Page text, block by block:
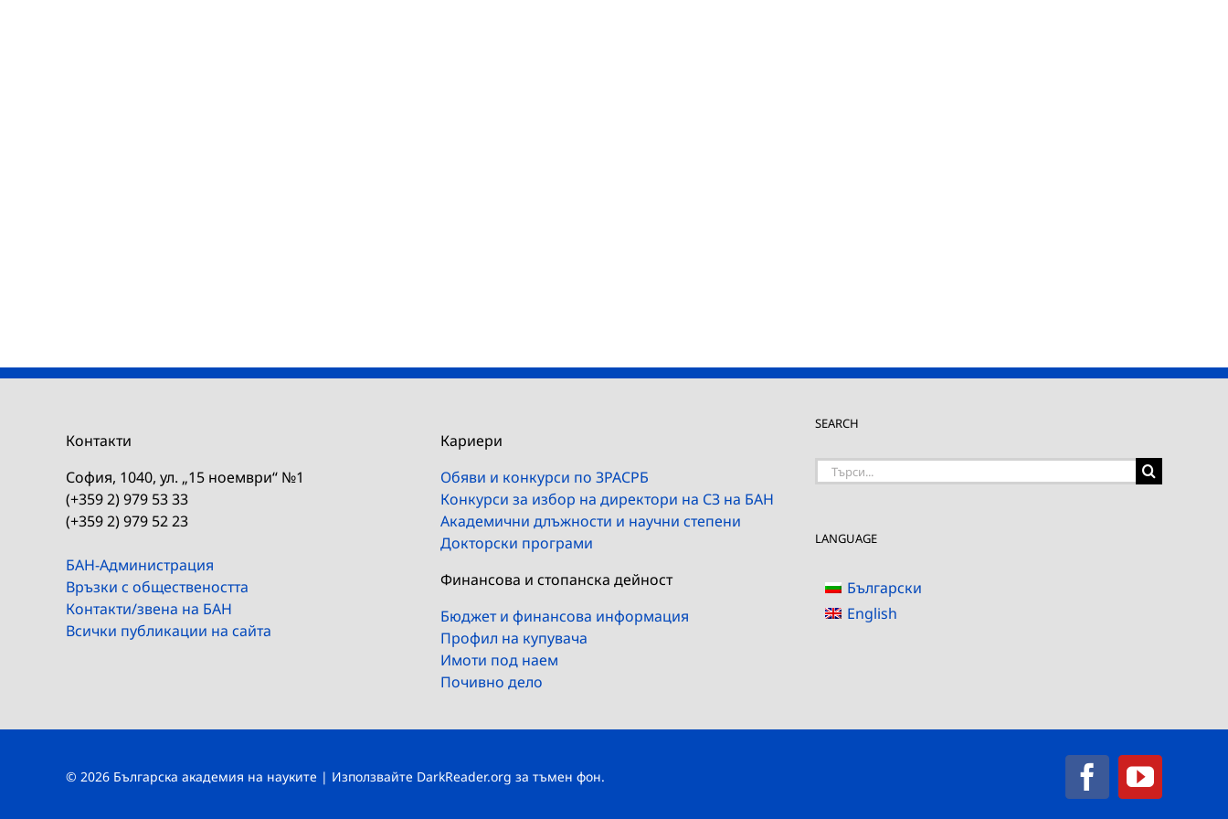
Контакти
София, 1040, ул. „15 ноември“ №1
(+359 2) 979 53 33
(+359 2) 979 52 23
БАН-Администрация
Връзки с обществеността
Контакти/звена на БАН
Всички публикации на сайта
Кариери
Обяви и конкурси по ЗРАСРБ
Конкурси за избор на директори на СЗ на БАН
Академични длъжности и научни степени
Докторски програми
Финансова и стопанска дейност
Бюджет и финансова информация
Профил на купувача
Имоти под наем
Почивно дело
SEARCH
Търсене
LANGUAGE
Български
English
© 2026 Българска академия на науките | Използвайте DarkReader.org за тъмен фон. Facebook